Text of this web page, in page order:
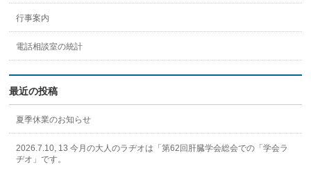
行事案内
電話相談室の統計
最近の投稿
夏季休業のお知らせ
2026.7.10, 13 今月の大人のラヂオは「第62回肝臓学会総会での「学会ラ
ヂオ」です。